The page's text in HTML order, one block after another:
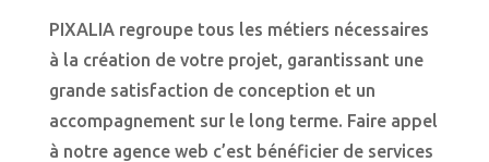
PIXALIA regroupe tous les métiers nécessaires
à la création de votre projet, garantissant une
grande satisfaction de conception et un
accompagnement sur le long terme. Faire appel
à notre agence web c’est bénéficier de services